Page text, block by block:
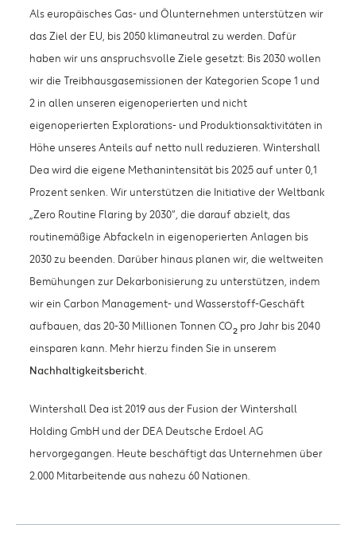
Als europäisches Gas- und Ölunternehmen unterstützen wir
das Ziel der EU, bis 2050 klimaneutral zu werden. Dafür
haben wir uns anspruchsvolle Ziele gesetzt: Bis 2030 wollen
wir die Treibhausgasemissionen der Kategorien Scope 1 und
2 in allen unseren eigenoperierten und nicht
eigenoperierten Explorations- und Produktionsaktivitäten in
Höhe unseres Anteils auf netto null reduzieren. Wintershall
Dea wird die eigene Methanintensität bis 2025 auf unter 0,1
Prozent senken. Wir unterstützen die Initiative der Weltbank
„Zero Routine Flaring by 2030“, die darauf abzielt, das
routinemäßige Abfackeln in eigenoperierten Anlagen bis
2030 zu beenden. Darüber hinaus planen wir, die weltweiten
Bemühungen zur Dekarbonisierung zu unterstützen, indem
wir ein Carbon Management- und Wasserstoff-Geschäft
aufbauen, das 20-30 Millionen Tonnen CO2 pro Jahr bis 2040
einsparen kann. Mehr hierzu finden Sie in unserem
Nachhaltigkeitsbericht.
Wintershall Dea ist 2019 aus der Fusion der Wintershall
Holding GmbH und der DEA Deutsche Erdoel AG
hervorgegangen. Heute beschäftigt das Unternehmen über
2.000 Mitarbeitende aus nahezu 60 Nationen.